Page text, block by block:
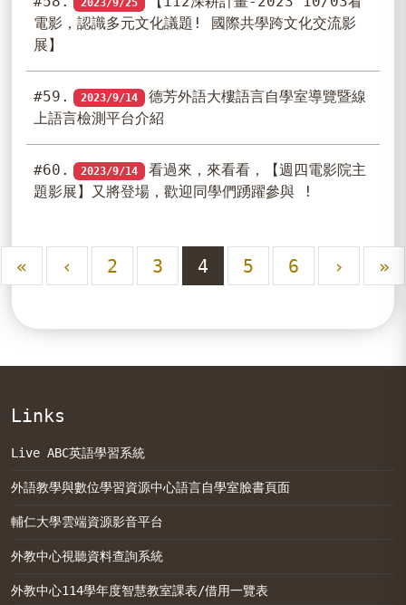
2023/9/25
電影，認識多元文化議題! 國際共學跨文化交流影
展】
#59. 2023/9/14
德芳外語大樓語言自學室導覽暨線
上語言檢測平台介紹
#60. 2023/9/14
看過來，來看看，【週四電影院主
題影展】又將登場，歡迎同學們踴躍參與 !
« ‹ 2 3 4 5 6 › »
Links
Live ABC英語學習系統
外語教學與數位學習資源中心語言自學室臉書頁面
輔仁大學雲端資源影音平台
外教中心視聽資料查詢系統
外教中心114學年度智慧教室課表/借用一覽表